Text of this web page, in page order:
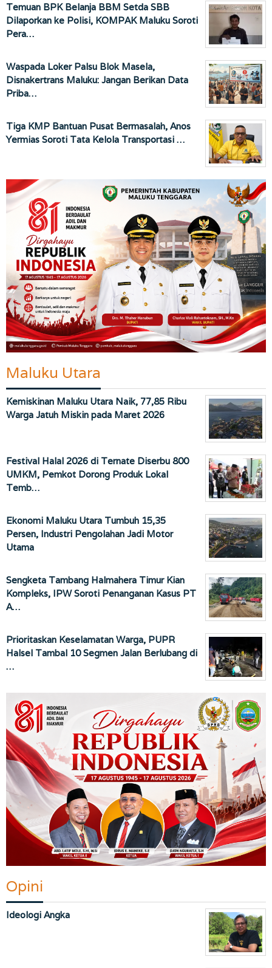
Temuan BPK Belanja BBM Setda SBB
Dilaporkan ke Polisi, KOMPAK Maluku Soroti
Pera…
Waspada Loker Palsu Blok Masela,
Disnakertrans Maluku: Jangan Berikan Data
Priba…
Tiga KMP Bantuan Pusat Bermasalah, Anos
Yermias Soroti Tata Kelola Transportasi …
Maluku Utara
Kemiskinan Maluku Utara Naik, 77,85 Ribu
Warga Jatuh Miskin pada Maret 2026
Festival Halal 2026 di Ternate Diserbu 800
UMKM, Pemkot Dorong Produk Lokal
Temb…
Ekonomi Maluku Utara Tumbuh 15,35
Persen, Industri Pengolahan Jadi Motor
Utama
Sengketa Tambang Halmahera Timur Kian
Kompleks, IPW Soroti Penanganan Kasus PT
A…
Prioritaskan Keselamatan Warga, PUPR
Halsel Tambal 10 Segmen Jalan Berlubang di
…
Opini
Ideologi Angka